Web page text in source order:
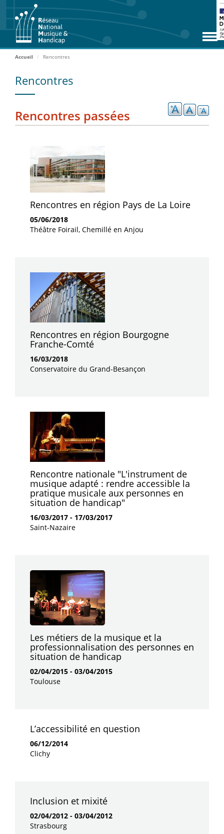
RNMH
Missions
Adhérents
Espace ressources
ADHÉRER
ACCÈS EXTRANET
contenu
principal
Accueil Rencontres
Rencontres
Rencontres passées
Rencontres en région Pays de La Loire
05/06/2018
Théâtre Foirail, Chemillé en Anjou
Rencontres en région Bourgogne
Franche-Comté
16/03/2018
Conservatoire du Grand-Besançon
Rencontre nationale "L'instrument de
musique adapté : rendre accessible la
pratique musicale aux personnes en
situation de handicap"
16/03/2017 - 17/03/2017
Saint-Nazaire
Les métiers de la musique et la
professionnalisation des personnes en
situation de handicap
02/04/2015 - 03/04/2015
Toulouse
L’accessibilité en question
06/12/2014
Clichy
Inclusion et mixité
02/04/2012 - 03/04/2012
Strasbourg